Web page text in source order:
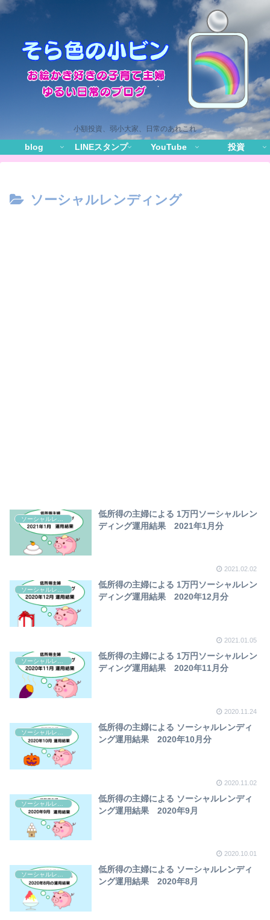
小額投資、弱小大家、日常のあれこれ
blog LINEスタンプ YouTube 投資
ソーシャルレンディング
低所得の主婦による 1万円ソーシャルレン
ディング運用結果 2021年1月分
2021.02.02
ソーシャルレンディング
低所得の主婦による 1万円ソーシャルレン
ディング運用結果 2020年12月分
2021.01.05
低所得の主婦による 1万円ソーシャルレン
ディング運用結果 2020年11月分
2020.11.24
低所得の主婦による ソーシャルレンディ
ング運用結果 2020年10月分
2020.11.02
低所得の主婦による ソーシャルレンディ
ング運用結果 2020年9月
2020.10.01
ソーシャルレンディング
低所得の主婦による ソーシャルレンディ
ング運用結果 2020年8月